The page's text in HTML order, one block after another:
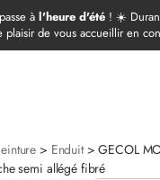
à l'heure d'été ! ☀️
plaisir de vous accueillir en
> Enduit> GECOL
semi allégé fibré